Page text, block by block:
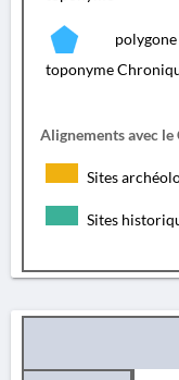
toponyme
Alignements avec
Sites
Sites